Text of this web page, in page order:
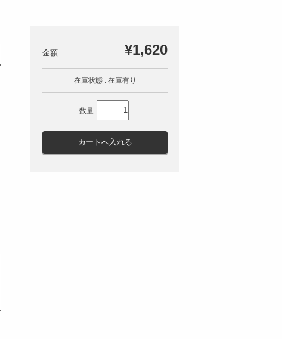
¥1,620
在庫状態 : 在庫有り
数量